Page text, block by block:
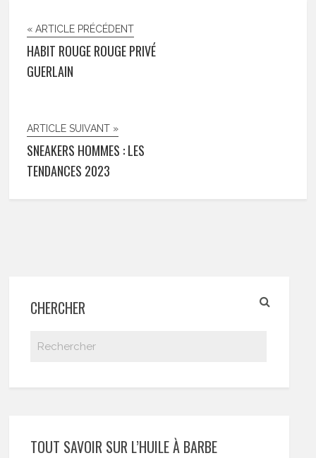
« ARTICLE PRÉCÉDENT
HABIT ROUGE ROUGE PRIVÉ
GUERLAIN
ARTICLE SUIVANT »
SNEAKERS HOMMES : LES
TENDANCES 2023
CHERCHER
TOUT SAVOIR SUR L’HUILE À BARBE